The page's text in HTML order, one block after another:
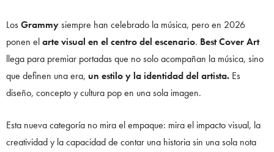
LosGrammysiempre han celebrado la música, pero en 2026
ponen elarte visual en el centro del escenario. Best Cover Art
llega para premiar portadas que no solo acompañan la música, sino
que definen una era, un estilo y la identidad del artista. Es
diseño, concepto y cultura pop en una sola imagen.
Esta nueva categoría no mira el empaque: mira el impacto visual, la
creatividad y la capacidad de contar una historia sin una sola nota